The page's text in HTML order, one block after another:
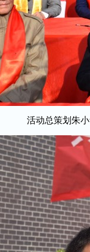
活动总策划朱